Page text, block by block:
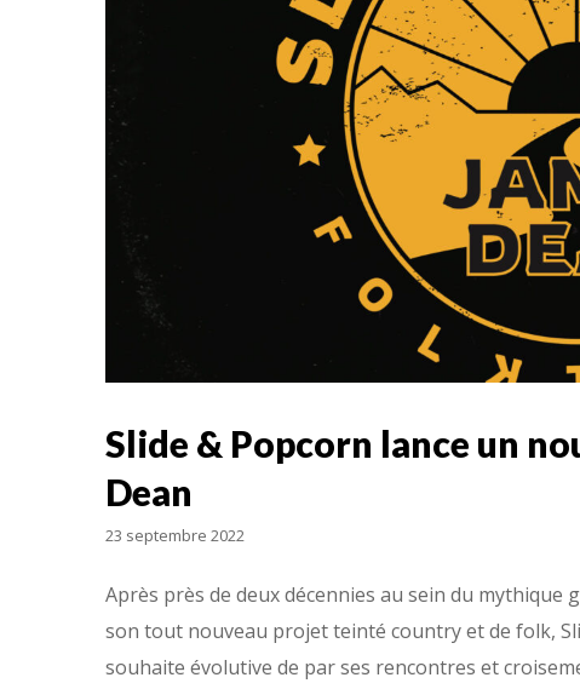
Slide & Popcorn lance un
Dean
23 septembre 2022
Après près de deux décennies au sein du mythique
son tout nouveau projet teinté country et de folk,
souhaite évolutive de par ses rencontres et